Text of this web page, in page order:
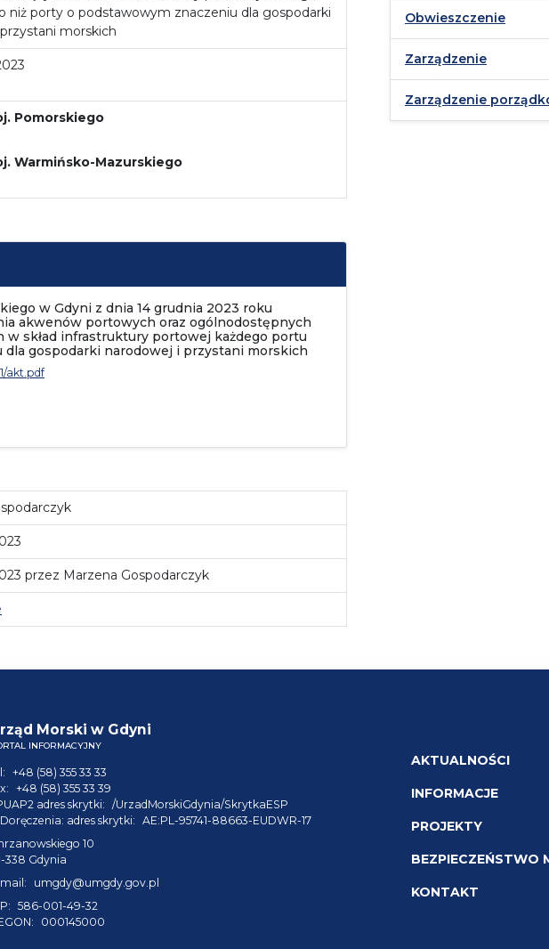
niż porty o podstawowym znaczeniu dla gospodarki
morskich
Pomorskiego
Warmińsko-Mazurskiego
w Gdyni z dnia 14 grudnia 2023 roku
akwenów portowych oraz ogólnodostępnych
skład infrastruktury portowej każdego portu
gospodarki narodowej i przystani morskich
akt.pdf
przez Marzena Gospodarczyk
Obwieszczenie
Zarządzenie
Zarządzenie
Morski w Gdyni
INFORMACYJNY
+48 (58) 355 33 33
+48 (58) 355 33 39
adres skrytki: /UrzadMorskiGdynia/SkrytkaESP
adres skrytki: AE:PL-95741-88663-EUDWR-17
10
338 Gdynia
umgdy@umgdy.gov.pl
586-001-49-32
000145000
AKTUALNOŚCI
INFORMACJE
PROJEKTY
BEZPIECZEŃSTWO
KONTAKT